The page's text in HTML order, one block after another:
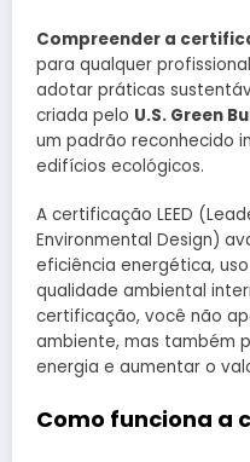
Compreender a
para qualquer
adotar práticas
criada pelo U.S. Green
um padrão reconhecido
edifícios ecológicos.
A certificação LEED
Environmental Design)
eficiência energética,
qualidade ambiental
certificação, você não
ambiente, mas também
energia e aumentar o
Como funciona a